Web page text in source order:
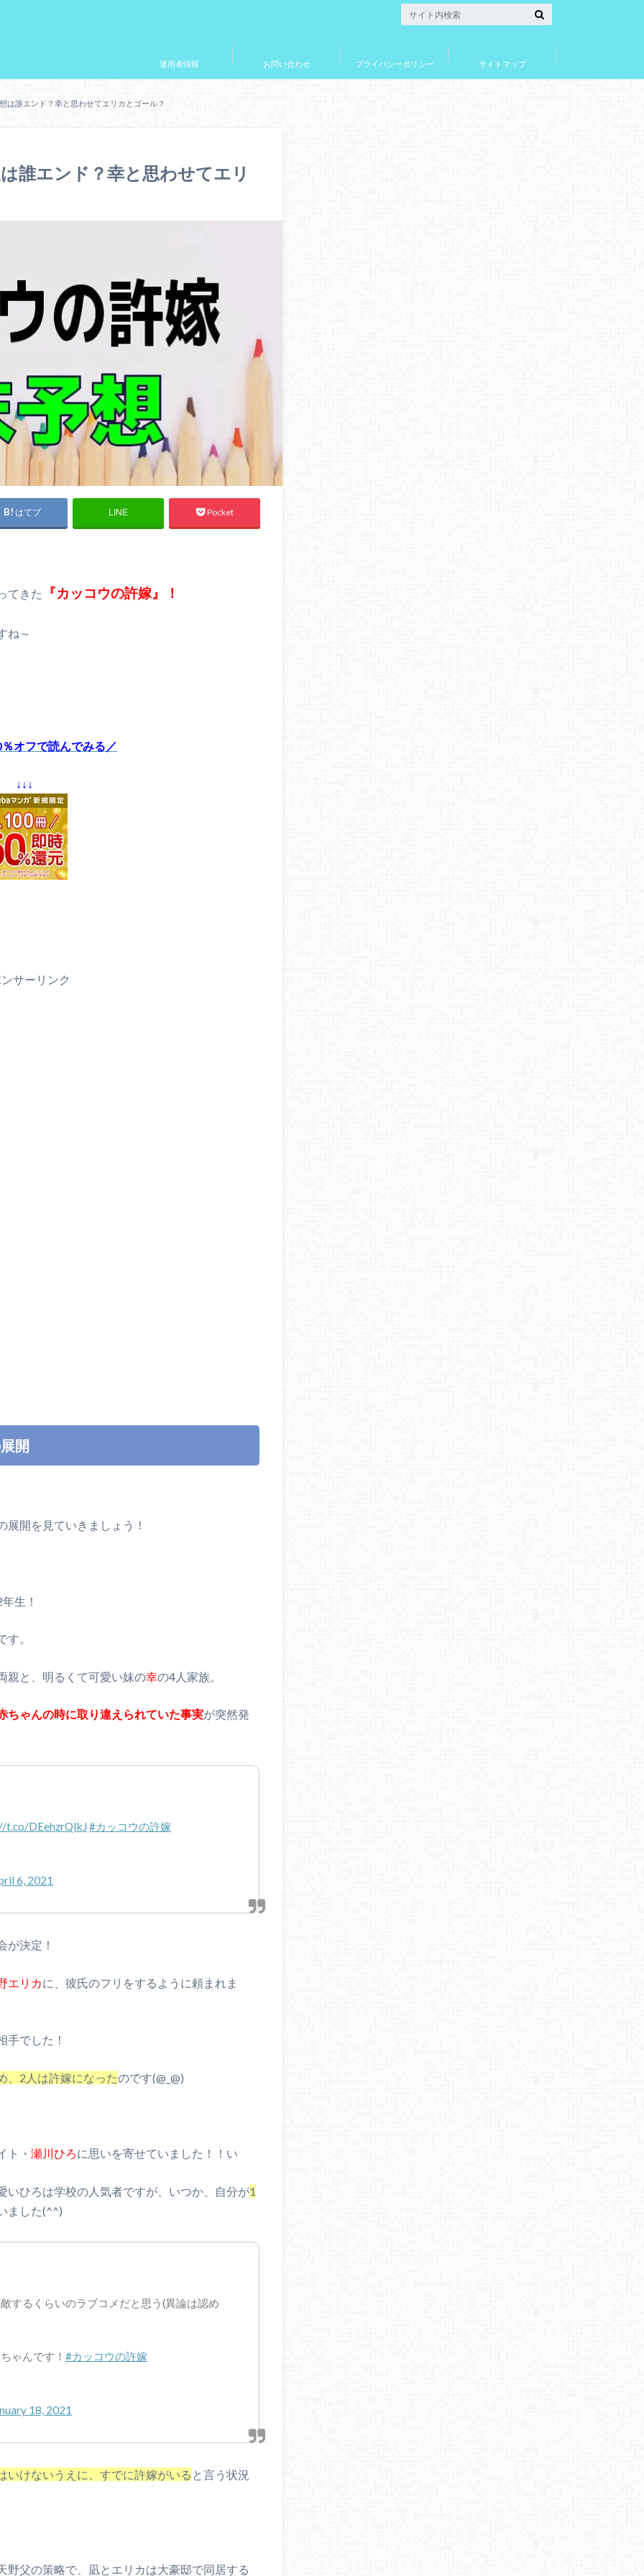
運用者情報 お問い合わせ プライバシーポリシー サイトマップ
は誰エンド？幸と思わせてエリカとゴール？
誰エンド？幸と思わせてエリ
はてブ LINE Pocket
てきた 『カッコウの許嫁』！
ね～
オフで読んでみる／
↓↓↓
サーリンク
開
開を見ていきましょう！
生！
。
親と、明るくて可愛い妹の幸の4人家族。
ちゃんの時に取り違えられていた事実が突然発
t.co/DEehzrQIkJ #カッコウの許嫁
6, 2021
が決定！
エリカに、彼氏のフリをするように頼まれま
手でした！
、2人は許嫁になったのです(@_@)
ト・ 瀬川ひろに思いを寄せていました！！い
いひろは学校の人気者ですが、いつか、自分が1
ました(^^)
するくらいのラブコメだと思う(異論は認め
ゃんです！ #カッコウの許嫁
18, 2021
いけないうえに、すでに許嫁がいる と言う状況
父の策略で、凪とエリカは大豪邸で同居する